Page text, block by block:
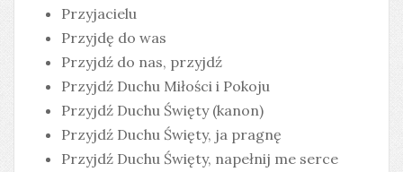
Przyjacielu
Przyjdę do was
Przyjdź do nas, przyjdź
Przyjdź Duchu Miłości i Pokoju
Przyjdź Duchu Święty (kanon)
Przyjdź Duchu Święty, ja pragnę
Przyjdź Duchu Święty, napełnij me serce